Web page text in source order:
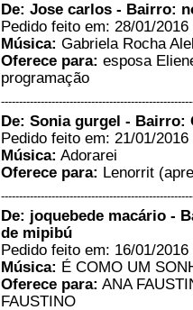
De: Jose carlos - Bairro:
Pedido feito em: 28/01/
Música: Gabriela Rocha
Oferece para: esposa
programação
De: Sonia gurgel - Bairro:
Pedido feito em: 21/01/
Música: Adorarei
Oferece para: Lenorrit
De: joquebede macário -
de mipibú
Pedido feito em: 16/01/
Música: É COMO UM
Oferece para: ANA
FAUSTINO